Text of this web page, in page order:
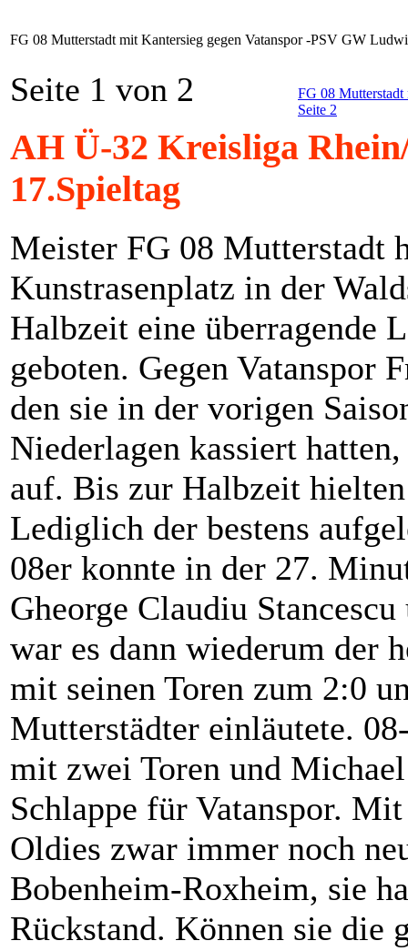
FG 08 Mutterstadt mit Kantersieg gegen Vatanspor -PSV GW
FG 08
Seite 2
Seite 1 von 2
AH Ü-32 Kreisliga
17.Spieltag
Meister FG 08 Mutterstadt
Kunstrasenplatz in der
Halbzeit eine überragende
geboten. Gegen Vatanspor
den sie in der vorigen
Niederlagen kassiert
auf. Bis zur Halbzeit
Lediglich der bestens
08er konnte in der 27.
Gheorge Claudiu
war es dann wiederum der
mit seinen Toren zum 2:0
Mutterstädter einläutete.
mit zwei Toren und
Schlappe für Vatanspor.
Oldies zwar immer noch
Bobenheim-Roxheim, sie
Rückstand. Können sie die